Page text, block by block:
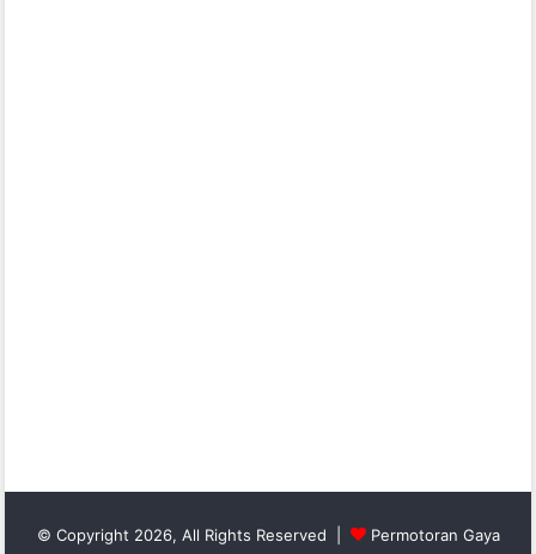
© Copyright 2026, All Rights Reserved |
Permotoran Gaya